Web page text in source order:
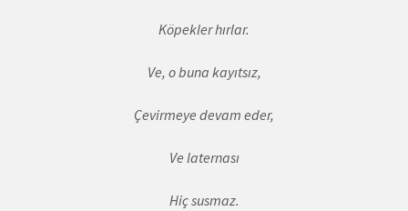
Köpekler hırlar.
Ve, o buna kayıtsız,
Çevirmeye devam eder,
Ve laternası
Hiç susmaz.